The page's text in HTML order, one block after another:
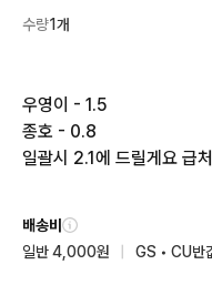
수량1개
우영이 - 1.5
종호 - 0.8
일괄시 2.1에 드릴게요 급
배송비
일반 4,000원
GS • CU